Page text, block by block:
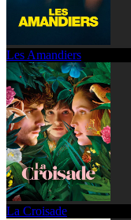
Les Amandiers
La Croisade